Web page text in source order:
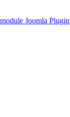
Joomla Plugin